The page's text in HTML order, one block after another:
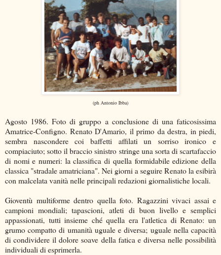
(ph Antonio Ibba)
Agosto 1986. Foto di gruppo a conclusione di una faticosissima
Amatrice-Configno. Renato D'Amario, il primo da destra, in piedi,
sembra nascondere coi baffetti affilati un sorriso ironico e
compiaciuto; sotto il braccio sinistro stringe una sorta di scartafaccio
di nomi e numeri: la classifica di quella formidabile edizione della
classica "stradale amatriciana". Nei giorni a seguire Renato la esibirà
con malcelata vanità nelle principali redazioni giornalistiche locali.
Gioventù multiforme dentro quella foto. Ragazzini vivaci assai e
campioni mondiali; tapascioni, atleti di buon livello e semplici
appassionati, tutti insieme ché quella era l'atletica di Renato: un
grumo compatto di umanità uguale e diversa; uguale nella capacità
di condividere il dolore soave della fatica e diversa nelle possibilità
individuali di esprimerla.